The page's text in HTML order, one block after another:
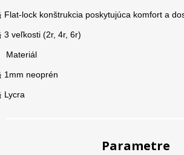
Flat-lock konštrukcia poskytujúca komfort a
3 veľkosti (2r, 4r, 6r)
Materiál
1mm neoprén
Lycra
Parametre